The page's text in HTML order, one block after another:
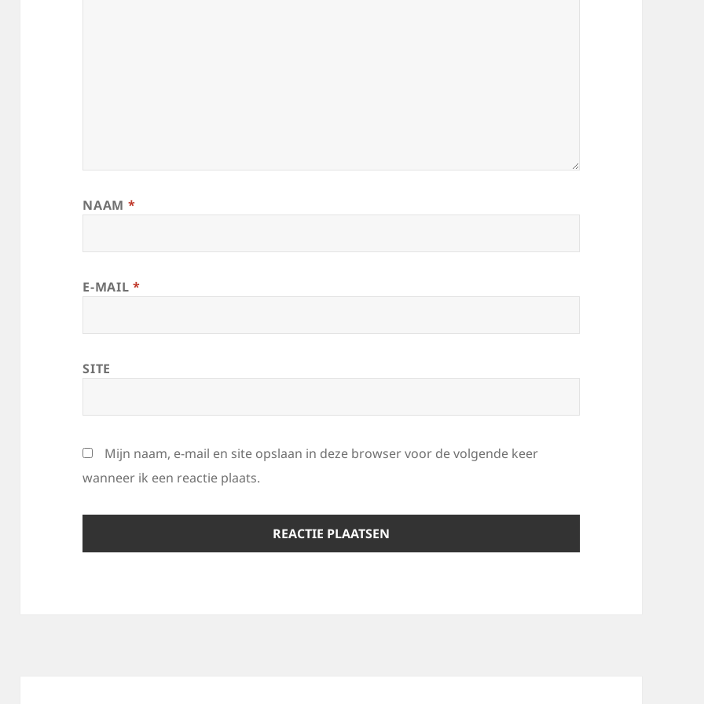
NAAM *
E-MAIL *
SITE
Mijn naam, e-mail en site opslaan in deze browser voor de volgende keer
wanneer ik een reactie plaats.